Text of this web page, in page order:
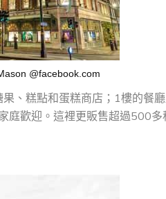
@facebook.com
、糕點和蛋糕商店；1樓的餐
庭歡迎。這裡更販售超過500